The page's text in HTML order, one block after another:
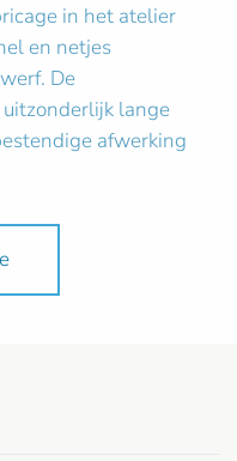
in het atelier
en netjes
De
lange
afwerking